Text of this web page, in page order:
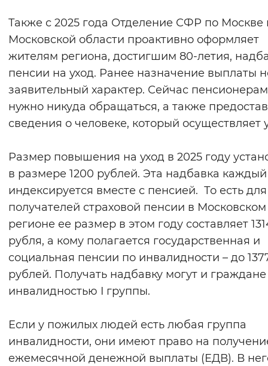
Также с 2025 года Отделение СФР по Москве
Московской области проактивно оформляет
жителям региона, достигшим 80-летия,
пенсии на уход. Ранее назначение выплаты
заявительный характер. Сейчас
нужно никуда обращаться, а также
сведения о человеке, который осуществляет
Размер повышения на уход в 2025 году
в размере 1200 рублей. Эта надбавка
индексируется вместе с пенсией. То есть для
получателей страховой пенсии в Московском
регионе ее размер в этом году составляет
рубля, а кому полагается государственная и
социальная пенсии по инвалидности – до
рублей. Получать надбавку могут и граждане
инвалидностью I группы.
Если у пожилых людей есть любая группа
инвалидности, они имеют право на
ежемесячной денежной выплаты (ЕДВ). В